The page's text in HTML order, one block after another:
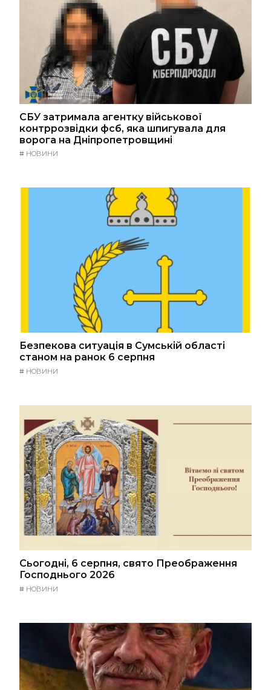
СБУ затримала агентку військової
контррозвідки фсб, яка шпигувала для
ворога на Дніпропетровщині
# НОВИНИ
Безпекова ситуація в Сумській області
станом на ранок 6 серпня
# НОВИНИ
Сьогодні, 6 серпня, свято Преображення
Господнього 2026
# НОВИНИ